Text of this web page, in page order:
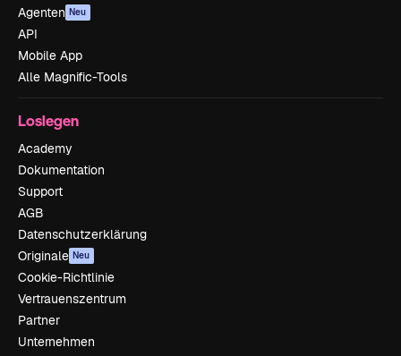
Agenten Neu
API
Mobile App
Alle Magnific-Tools
Loslegen
Academy
Dokumentation
Support
AGB
Datenschutzerklärung
Originale Neu
Cookie-Richtlinie
Vertrauenszentrum
Partner
Unternehmen